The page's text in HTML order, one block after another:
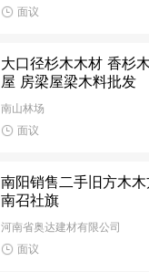
面议
大口径杉木木材 香杉
屋 房梁屋梁木料批发
南山林场
面议
南阳销售二手旧方木
南召社旗
河南省奥达建材有限公司
面议